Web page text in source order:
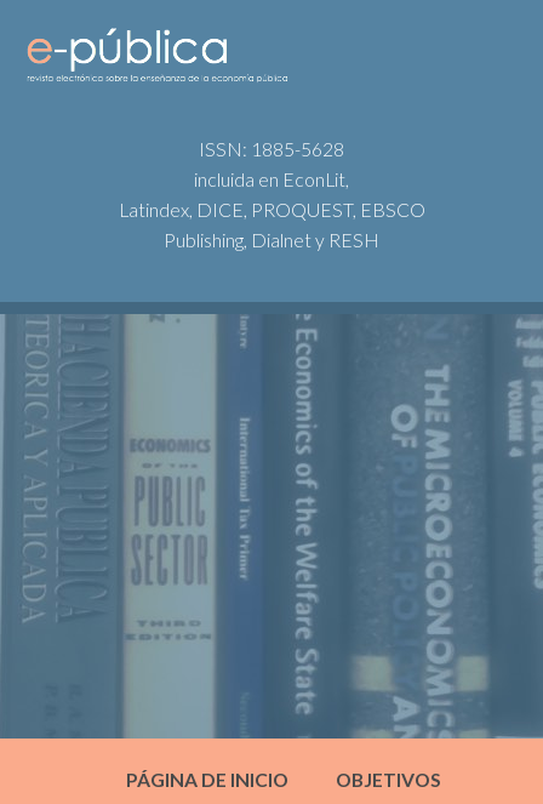
ISSN: 1885-5628
incluida en EconLit,
Latindex, DICE, PROQUEST, EBSCO
Publishing, Dialnet y RESH
PÁGINA DE INICIO OBJETIVOS